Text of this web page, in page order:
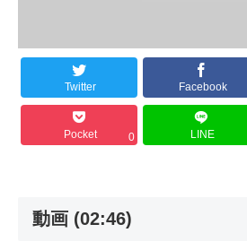
Twitter Facebook
Pocket 0 LINE
動画 (02:46)